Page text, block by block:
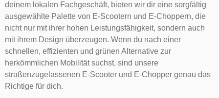
deinem lokalen Fachgeschäft, bieten wir dir eine sorgfältig
ausgewählte Palette von E-Scootern und E-Choppern, die
nicht nur mit ihrer hohen Leistungsfähigkeit, sondern auch
mit ihrem Design überzeugen. Wenn du nach einer
schnellen, effizienten und grünen Alternative zur
herkömmlichen Mobilität suchst, sind unsere
straßenzugelassenen E-Scooter und E-Chopper genau das
Richtige für dich.